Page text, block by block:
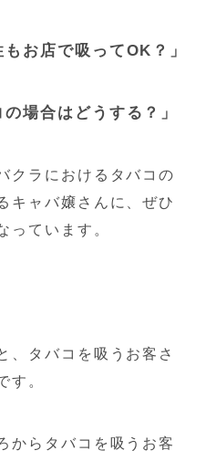
お店で吸ってOK？」
場合はどうする？」
クラにおけるタバコの
キャバ嬢さんに、ぜひ
っています。
、タバコを吸うお客さ
す。
からタバコを吸うお客